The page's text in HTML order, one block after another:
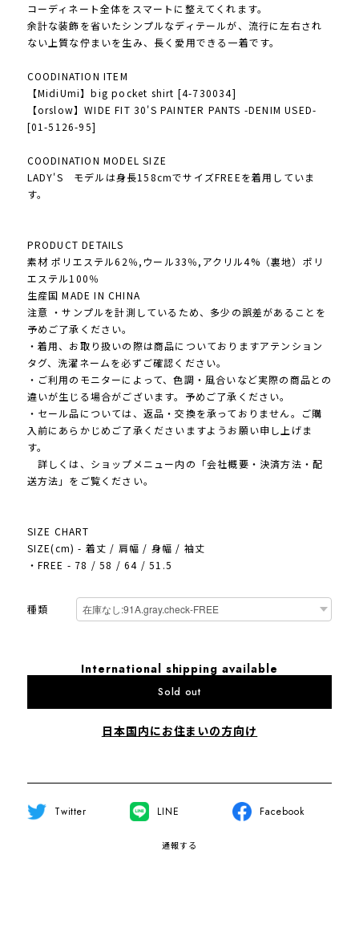
コーディネート全体をスマートに整えてくれます。
余計な装飾を省いたシンプルなディテールが、流行に左右され
ない上質な佇まいを生み、長く愛用できる一着です。
COODINATION ITEM
【MidiUmi】big pocket shirt [4-730034]
【orslow】WIDE FIT 30'S PAINTER PANTS -DENIM USED-
[01-5126-95]
COODINATION MODEL SIZE
LADY'S モデルは身長158cmでサイズFREEを着用していま
す。
PRODUCT DETAILS
素材 ポリエステル62％,ウール33％,アクリル4%（裏地）ポリ
エステル100％
生産国 MADE IN CHINA
注意 ・サンプルを計測しているため、多少の誤差があることを
予めご了承ください。
・着用、お取り扱いの際は商品についておりますアテンション
タグ、洗濯ネームを必ずご確認ください。
・ご利用のモニターによって、色調・風合いなど実際の商品との
違いが生じる場合がございます。予めご了承ください。
・セール品については、返品・交換を承っておりません。ご購
入前にあらかじめご了承くださいますようお願い申し上げま
す。
詳しくは、ショップメニュー内の「会社概要・決済方法・配
送方法」をご覧ください。
SIZE CHART
SIZE(cm) - 着丈 / 肩幅 / 身幅 / 袖丈
・FREE - 78 / 58 / 64 / 51.5
種類
International shipping available
Sold out
日本国内にお住まいの方向け
Twitter LINE Facebook
通報する